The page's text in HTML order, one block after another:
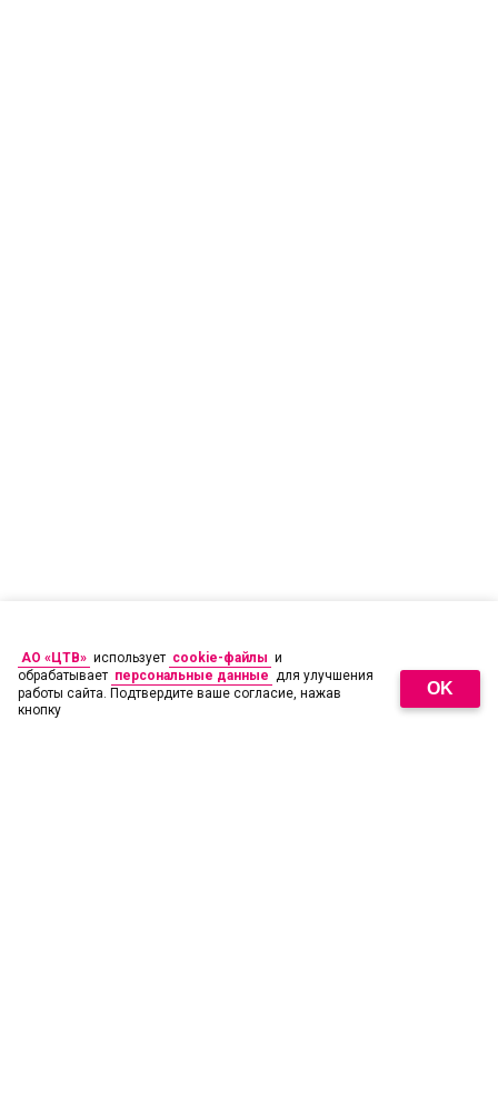
АО «ЦТВ» использует cookie-файлы и
обрабатывает персональные данные для улучшения
работы сайта. Подтвердите ваше согласие, нажав
кнопку
OK